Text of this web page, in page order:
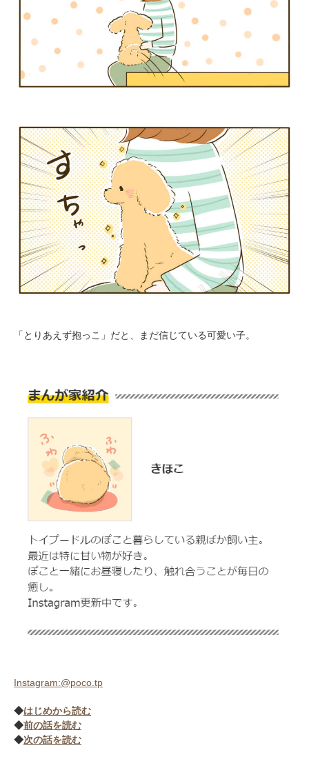
「とりあえず抱っこ」だと、まだ信じている可愛い子。
Instagram:@poco.tp
◆はじめから読む
◆前の話を読む
◆次の話を読む
pecodogs
いぬ部をフォロー
pecocats
アプリで開く
アプリをダウンロードする